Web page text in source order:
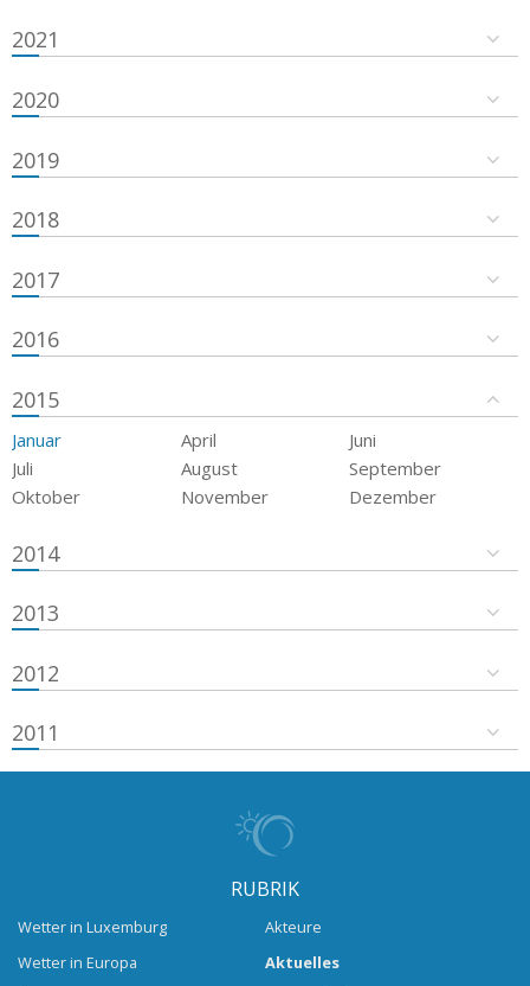
2021
2020
2019
2018
2017
2016
2015
Januar April
Juni
Juli
August
September
Oktober
November Dezember
2014
2013
2012
2011
RUBRIK
Wetter in Luxemburg
Wetter in Europa
Akteure
Aktuelles